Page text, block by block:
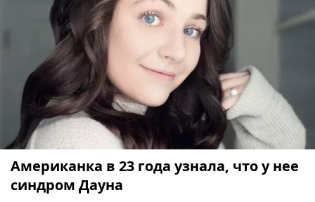
Американка в 23 года узнала, что у нее
синдром Дауна